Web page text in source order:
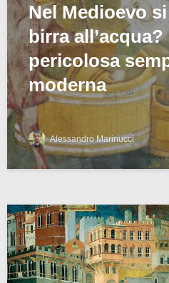
Nel Medioevo
birra all’acqua?
pericolosa
moderna
Alessandro Marinucci